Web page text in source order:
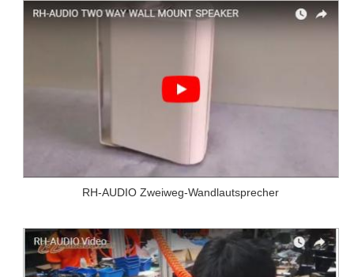
RH-AUDIO Zweiweg-Wandlautsprecher